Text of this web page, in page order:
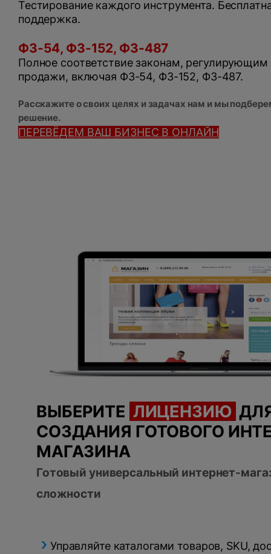
Тестирование каждого инструмента.
поддержка.
ФЗ-54, ФЗ-152, ФЗ-487
Полное соответствие законам, регулирующим
продажи, включая ФЗ-54, ФЗ-152, ФЗ-487.
Расскажите о своих целях и задачах нам и мы
решение.
ПЕРЕВЁДЕМ ВАШ БИЗНЕС В ОНЛАЙН
ВЫБЕРИТЕ ЛИЦЕНЗИЮ
СОЗДАНИЯ ГОТОВОГО
МАГАЗИНА
Готовый универсальный интернет-
сложности
Управляйте каталогами товаров, SKU,